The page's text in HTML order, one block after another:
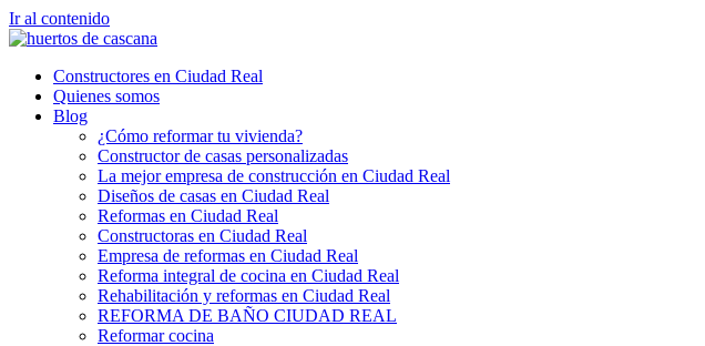
Ir al contenido
Constructores en Ciudad Real
Quienes somos
Blog
¿Cómo reformar tu vivienda?
Constructor de casas personalizadas
La mejor empresa de construcción en Ciudad Real
Diseños de casas en Ciudad Real
Reformas en Ciudad Real
Constructoras en Ciudad Real
Empresa de reformas en Ciudad Real
Reforma integral de cocina en Ciudad Real
Rehabilitación y reformas en Ciudad Real
REFORMA DE BAÑO CIUDAD REAL
Reformar cocina